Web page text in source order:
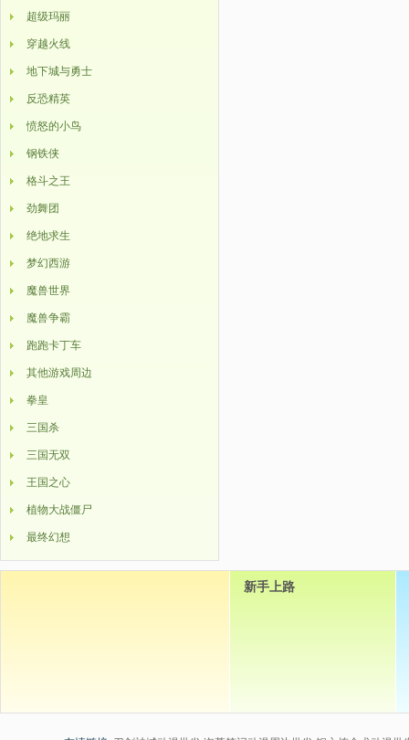
超级玛丽
穿越火线
地下城与勇士
反恐精英
愤怒的小鸟
钢铁侠
格斗之王
劲舞团
绝地求生
梦幻西游
魔兽世界
魔兽争霸
跑跑卡丁车
其他游戏周边
拳皇
三国杀
三国无双
王国之心
植物大战僵尸
最终幻想
新手上路